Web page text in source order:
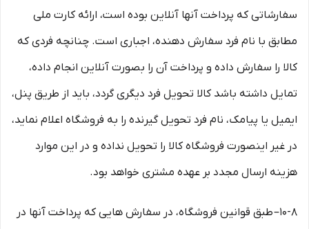
سفارشاتی که پرداخت آنها آنلاین بوده است، ارائه کارت ملی
مطابق با نام فرد سفارش دهنده، اجباری است. چنانچه فردی که
کالا را سفارش داده و پرداخت آن را بصورت آنلاین انجام داده،
تمایل داشته باشد کالا تحویل فرد دیگری گردد، باید از طریق پنل،
ایمیل یا پیامک، نام فرد تحویل گیرنده را به فروشگاه اعلام نماید،
در غیر اینصورت فروشگاه کالا را تحویل نداده و در این موارد
هزینه ارسال مجدد بر عهده مشتری خواهد بود.
۱۰-۸– طبق قوانین فروشگاه، در سفارش هایی که پرداخت آنها در